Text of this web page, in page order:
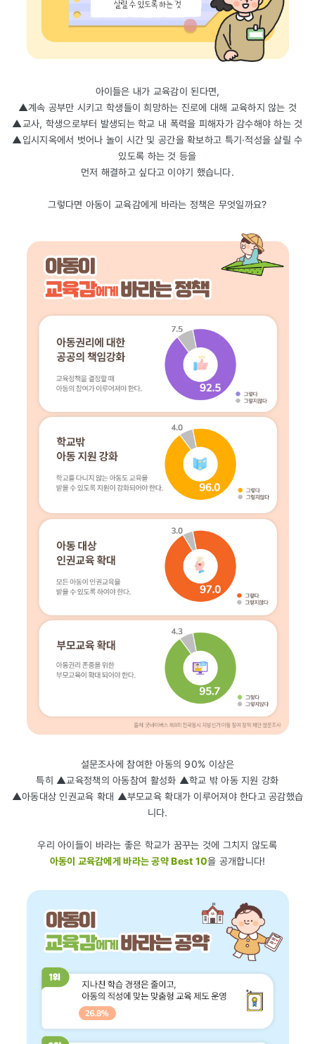
아이들은 내가 교육감이 된다면,
▲계속 공부만 시키고 학생들이 희망하는 진로에 대해 교육하지 않는 것
▲교사, 학생으로부터 발생되는 학교 내 폭력을 피해자가 감수해야 하는 것
▲입시지옥에서 벗어나 놀이 시간 및 공간을 확보하고 특기·적성을 살릴 수
있도록 하는 것 등을
먼저 해결하고 싶다고 이야기 했습니다.
그렇다면 아동이 교육감에게 바라는 정책은 무엇일까요?
설문조사에 참여한 아동의 90% 이상은
특히 ▲교육정책의 아동참여 활성화 ▲학교 밖 아동 지원 강화
▲아동대상 인권교육 확대 ▲부모교육 확대가 이루어져야 한다고 공감했습
니다.
우리 아이들이 바라는 좋은 학교가 꿈꾸는 것에 그치지 않도록
아동이 교육감에게 바라는 공약 Best 10을 공개합니다!